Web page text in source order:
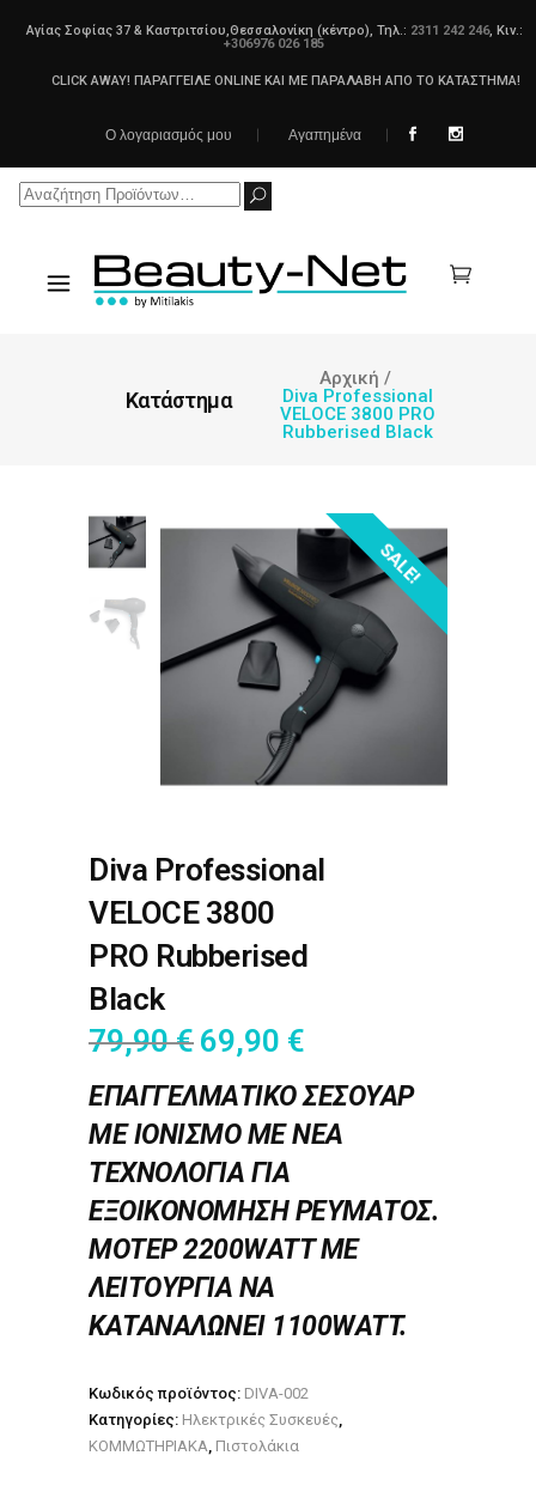
Αγίας Σοφίας 37 & Καστριτσίου,Θεσσαλονίκη (κέντρο), Τηλ.: 2311 242 246, Κιν.:
+306976 026 185
CLICK AWAY! ΠΑΡΑΓΓΕΙΛΕ ONLINE ΚΑΙ ΜΕ ΠΑΡΑΛΑΒΗ ΑΠΟ ΤΟ ΚΑΤΑΣΤΗΜΑ!
Ο λογαριασμός μου Αγαπημένα
Search
Κατάστημα
Αρχική /
Diva Professional
VELOCE 3800 PRO
Rubberised Black
SALE!
Diva Professional
VELOCE 3800
PRO Rubberised
Black
79,90€ 69,90 €
ΕΠΑΓΓΕΛΜΑΤΙΚΟ ΣΕΣΟΥΑΡ
ΜΕ ΙΟΝΙΣΜΟ ΜΕ ΝΕΑ
ΤΕΧΝΟΛΟΓΙΑ ΓΙΑ
ΕΞΟΙΚΟΝΟΜΗΣΗ ΡΕΥΜΑΤΟΣ.
ΜΟΤΕΡ 2200WATT ΜΕ
ΛΕΙΤΟΥΡΓΙΑ ΝΑ
ΚΑΤΑΝΑΛΩΝΕΙ 1100WATT.
Κωδικός προϊόντος: DIVA-002
Κατηγορίες: Ηλεκτρικές Συσκευές,
ΚΟΜΜΩΤΗΡΙΑΚΑ, Πιστολάκια